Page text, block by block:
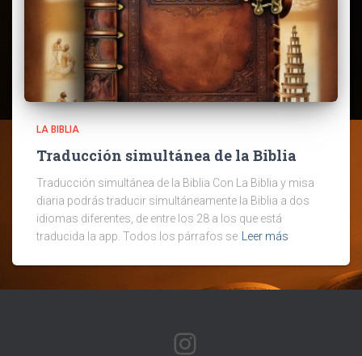
LA BIBLIA
Traducción simultánea de la Biblia
Traducción simultánea de la Biblia Con La Biblia y misa
diaria podrás traducir simultáneamente la Biblia a dos
idiomas diferentes, de entre los 28 a los que está
traducida la app. Todos los párrafos se
Leer más